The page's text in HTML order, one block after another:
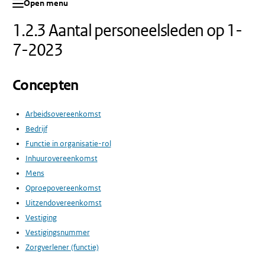
Open menu
1.2.3 Aantal personeelsleden op 1-
7-2023
Concepten
Arbeidsovereenkomst
Bedrijf
Functie in organisatie-rol
Inhuurovereenkomst
Mens
Oproepovereenkomst
Uitzendovereenkomst
Vestiging
Vestigingsnummer
Zorgverlener (functie)